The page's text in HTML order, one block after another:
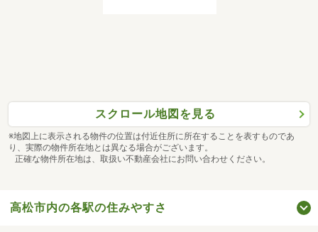
スクロール地図を見る
※地図上に表示される物件の位置は付近住所に所在することを表すものであ
り、実際の物件所在地とは異なる場合がございます。
正確な物件所在地は、取扱い不動産会社にお問い合わせください。
高松市内の各駅の住みやすさ